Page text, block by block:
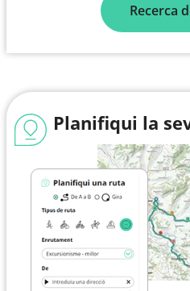
Recerca
Planifiqui la